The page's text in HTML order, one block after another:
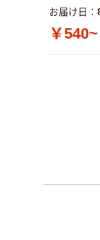
お届け日
￥540~